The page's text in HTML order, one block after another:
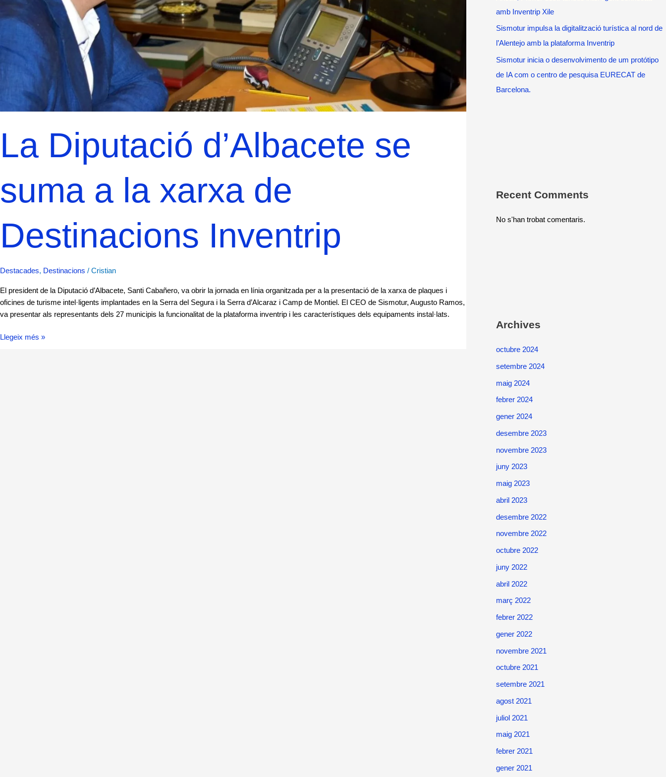
La Diputació d’Albacete se
suma a la xarxa de
Destinacions Inventrip
Destacades, Destinacions / Cristian
El president de la Diputació d’Albacete, Santi Cabañero, va obrir la jornada en línia organitzada per a la presentació de la xarxa de plaques i
oficines de turisme intel·ligents implantades en la Serra del Segura i la Serra d’Alcaraz i Camp de Montiel. El CEO de Sismotur, Augusto Ramos,
va presentar als representants dels 27 municipis la funcionalitat de la plataforma inventrip i les característiques dels equipaments instal·lats.
Llegeix més »
amb Inventrip Xile
Sismotur impulsa la digitalització turística al nord de
l’Alentejo amb la plataforma Inventrip
Sismotur inicia o desenvolvimento de um protótipo
de IA com o centro de pesquisa EURECAT de
Barcelona.
Recent Comments
No s'han trobat comentaris.
Archives
octubre 2024
setembre 2024
maig 2024
febrer 2024
gener 2024
desembre 2023
novembre 2023
juny 2023
maig 2023
abril 2023
desembre 2022
novembre 2022
octubre 2022
juny 2022
abril 2022
març 2022
febrer 2022
gener 2022
novembre 2021
octubre 2021
setembre 2021
agost 2021
juliol 2021
maig 2021
febrer 2021
gener 2021